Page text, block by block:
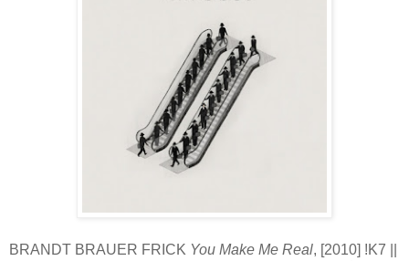
BRANDT BRAUER FRICK You Make Me Real, [2010] !K7 ||